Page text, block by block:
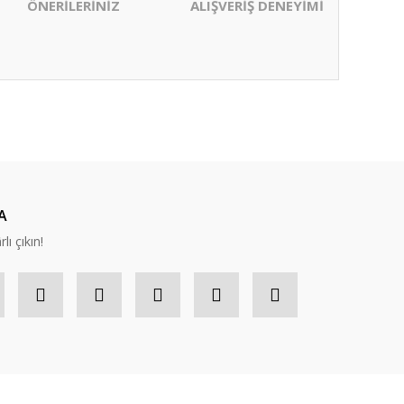
ÖNERİLERİNİZ ALIŞVERİŞ DENEYİMİ
çıkın!